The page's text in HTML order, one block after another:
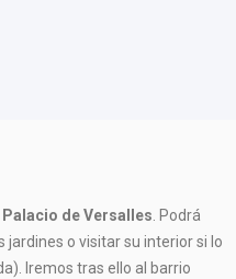
Palacio de Versalles. Podrá
jardines o visitar su interior si lo
Iremos tras ello al barrio